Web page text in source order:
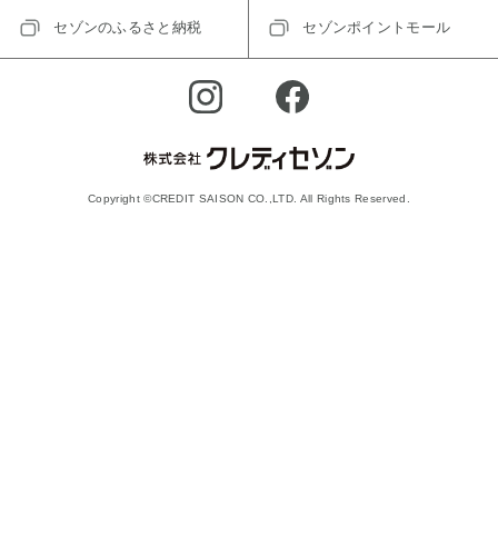
セゾンのふるさと納税 セゾンポイントモール
Copyright ©CREDIT SAISON CO.,LTD. All Rights Reserved.